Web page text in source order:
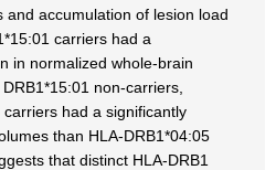
and accumulation of lesion load
carriers had a
in normalized whole-brain
non-carriers,
had a significantly
than HLA-DRB1*04:05
that distinct HLA-DRB1